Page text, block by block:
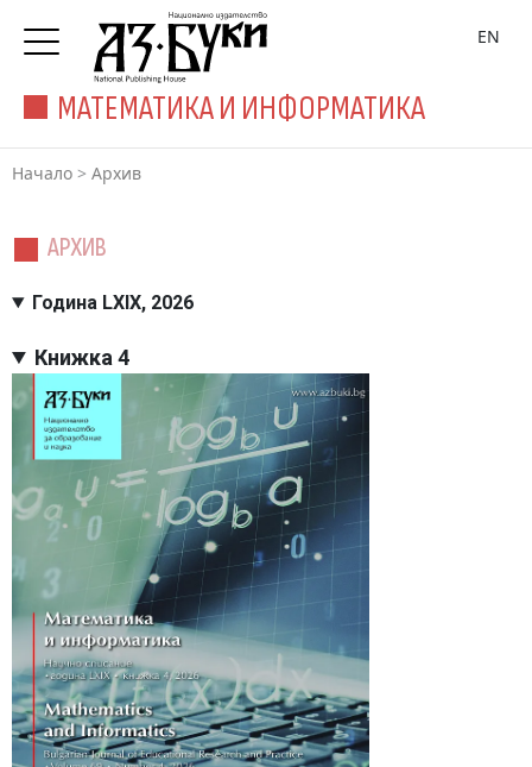
МАТЕМАТИКА И ИНФОРМАТИКА
EN
Начало > Архив
АРХИВ
Година LXIX, 2026
Книжка 4